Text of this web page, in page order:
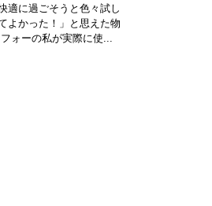
適に過ごそうと色々試し
よかった！」と思えた物
ォーの私が実際に使...